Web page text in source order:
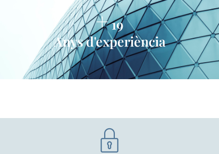
+23
Anys d'experiència